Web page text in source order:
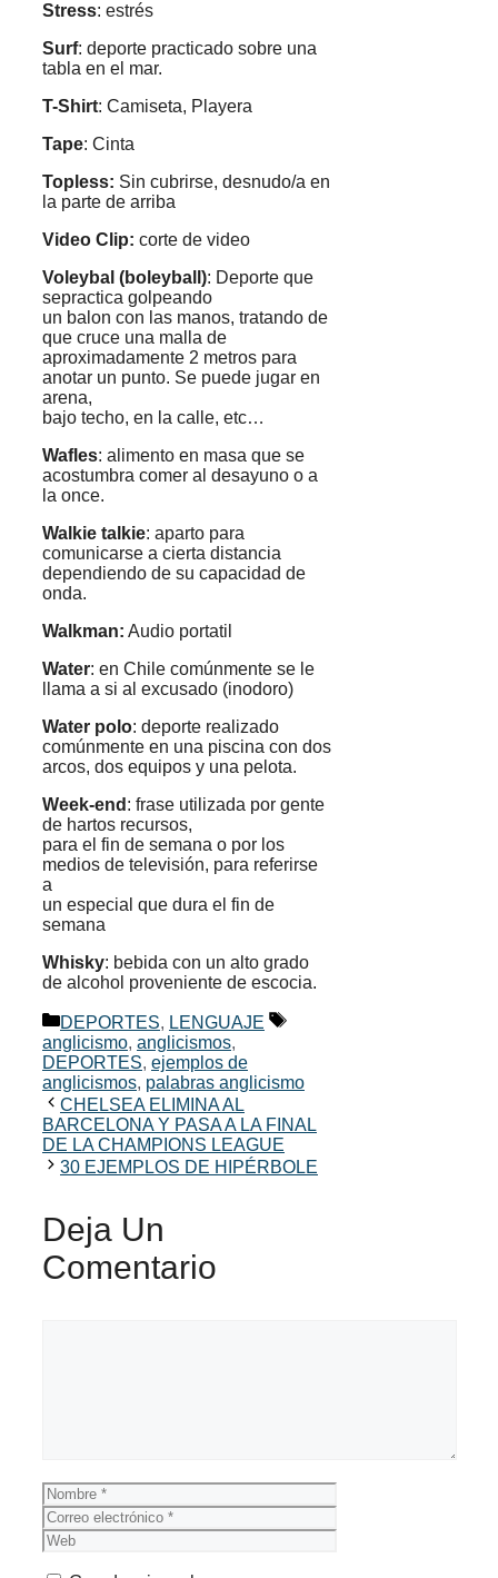
Stress: estrés
Surf: deporte practicado sobre una
tabla en el mar.
T-Shirt: Camiseta, Playera
Tape: Cinta
Topless: Sin cubrirse, desnudo/a en
la parte de arriba
Video Clip: corte de video
Voleybal (boleyball): Deporte que
sepractica golpeando
un balon con las manos, tratando de
que cruce una malla de
aproximadamente 2 metros para
anotar un punto. Se puede jugar en
arena,
bajo techo, en la calle, etc…
Wafles: alimento en masa que se
acostumbra comer al desayuno o a
la once.
Walkie talkie: aparto para
comunicarse a cierta distancia
dependiendo de su capacidad de
onda.
Walkman: Audio portatil
Water: en Chile comúnmente se le
llama a si al excusado (inodoro)
Water polo: deporte realizado
comúnmente en una piscina con dos
arcos, dos equipos y una pelota.
Week-end : frase utilizada por gente
de hartos recursos,
para el fin de semana o por los
medios de televisión, para referirse
a
un especial que dura el fin de
semana
Whisky: bebida con un alto grado
de alcohol proveniente de escocia.
Categorías
DEPORTES, LENGUAJE
Etiquetas
anglicismo, anglicismos,
DEPORTES, ejemplos de
anglicismos, palabras anglicismo
CHELSEA ELIMINA AL
BARCELONA Y PASA A LA FINAL
DE LA CHAMPIONS LEAGUE
30 EJEMPLOS DE HIPÉRBOLE
Deja Un
Comentario
Nombre
Correo
electrónico
Web